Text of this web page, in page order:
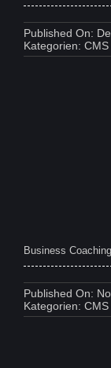
Published On:
Kategorien: CMS
Business
Published On:
Kategorien: CMS